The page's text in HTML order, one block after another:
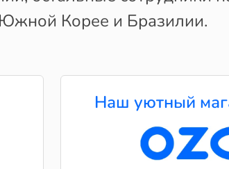
Корее и Бразилии.
Наш уютный